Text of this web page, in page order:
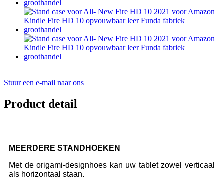
Stuur een e-mail naar ons
Product detail
MEERDERE STANDHOEKEN
Met de origami-designhoes kan uw tablet zowel verticaal
als horizontaal staan.